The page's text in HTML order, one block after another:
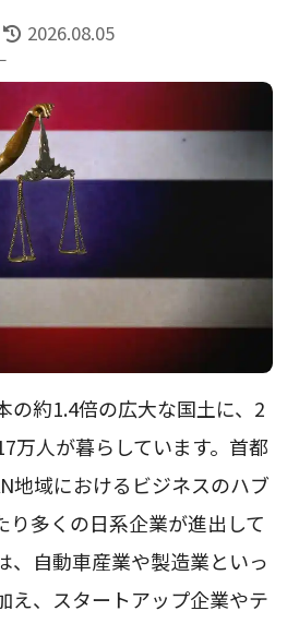
2026.08.05
の約1.4倍の広大な国土に、2
万人が暮らしています。首都
地域におけるビジネスのハブ
り多くの日系企業が進出して
、自動車産業や製造業といっ
え、スタートアップ企業やテ